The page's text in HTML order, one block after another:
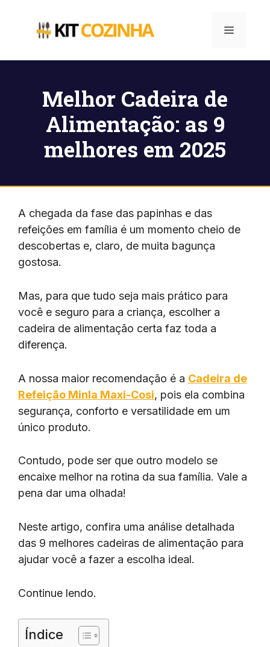
Menu
Melhor Cadeira de
Alimentação: as 9
melhores em 2025
A chegada da fase das papinhas e das
refeições em família é um momento cheio de
descobertas e, claro, de muita bagunça
gostosa.
Mas, para que tudo seja mais prático para
você e seguro para a criança, escolher a
cadeira de alimentação certa faz toda a
diferença.
A nossa maior recomendação é a Cadeira de
Refeição Minla Maxi-Cosi, pois ela combina
segurança, conforto e versatilidade em um
único produto.
Contudo, pode ser que outro modelo se
encaixe melhor na rotina da sua família. Vale a
pena dar uma olhada!
Neste artigo, confira uma análise detalhada
das 9 melhores cadeiras de alimentação para
ajudar você a fazer a escolha ideal.
Continue lendo.
Índice